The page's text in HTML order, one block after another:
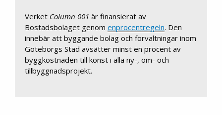
Verket Column 001 är finansierat av
Bostadsbolaget genom enprocentregeln. Den
innebär att byggande bolag och förvaltningar inom
Göteborgs Stad avsätter minst en procent av
byggkostnaden till konst i alla ny-, om- och
tillbyggnadsprojekt.